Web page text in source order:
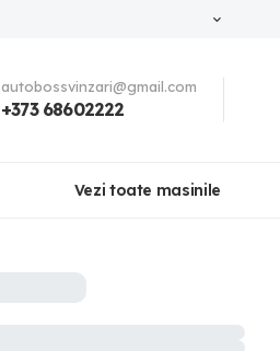
autobossvinzari@gmail.com
+373 68602222
Vezi toate masinile